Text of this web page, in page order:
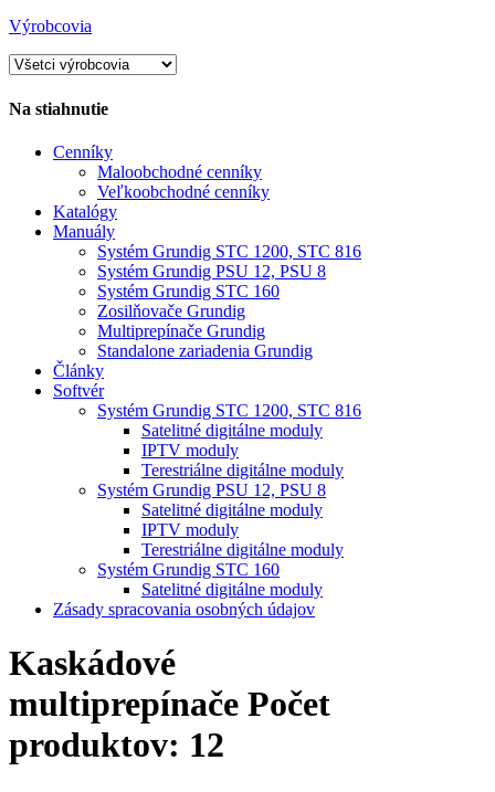
Výrobcovia
Na stiahnutie
Cenníky
Maloobchodné cenníky
Veľkoobchodné cenníky
Katalógy
Manuály
Systém Grundig STC 1200, STC 816
Systém Grundig PSU 12, PSU 8
Systém Grundig STC 160
Zosilňovače Grundig
Multiprepínače Grundig
Standalone zariadenia Grundig
Články
Softvér
Systém Grundig STC 1200, STC 816
Satelitné digitálne moduly
IPTV moduly
Terestriálne digitálne moduly
Systém Grundig PSU 12, PSU 8
Satelitné digitálne moduly
IPTV moduly
Terestriálne digitálne moduly
Systém Grundig STC 160
Satelitné digitálne moduly
Zásady spracovania osobných údajov
Kaskádové
multiprepínače Počet
produktov: 12